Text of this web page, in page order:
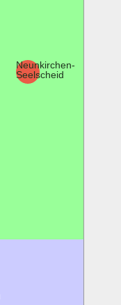
Neunkirchen-
Seelscheid